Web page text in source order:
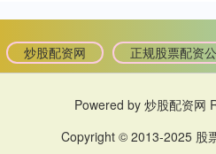
炒股配资网 正规股票配资
Powered by 炒股配资网
Copyright © 2013-2025 股